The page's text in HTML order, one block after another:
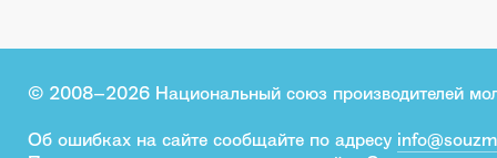
© 2008–2026 Национальный союз производителей
Об ошибках на сайте сообщайте по адресу